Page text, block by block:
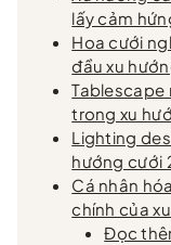
lấy cảm
Hoa cưới
đầu xu
Tablescape
trong xu
Lighting
hướng cưới
Cá nhân
chính của
Đọc